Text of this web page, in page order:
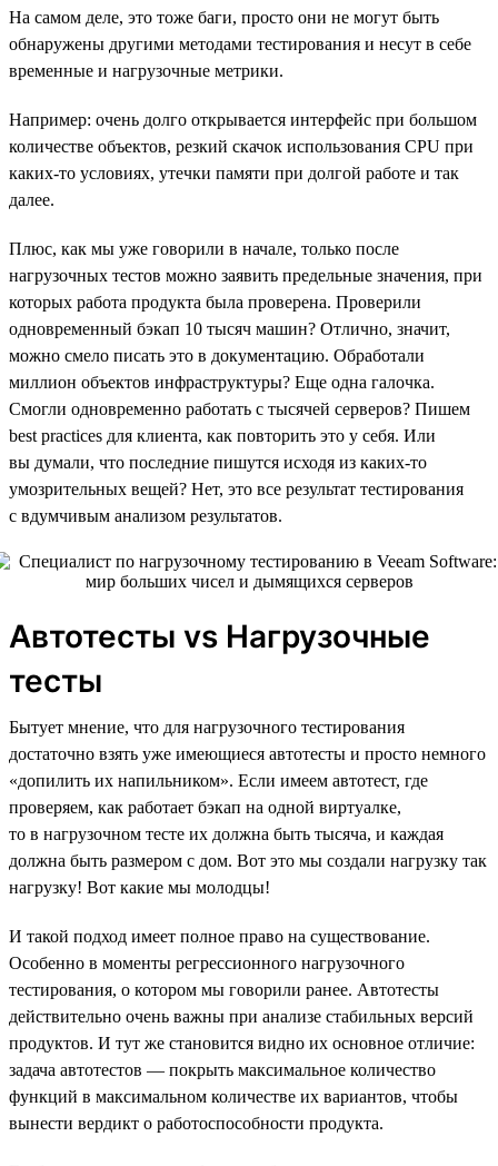
На самом деле, это тоже баги, просто они не могут быть
обнаружены другими методами тестирования и несут в себе
временные и нагрузочные метрики.
Например: очень долго открывается интерфейс при большом
количестве объектов, резкий скачок использования CPU при
каких-то условиях, утечки памяти при долгой работе и так
далее.
Плюс, как мы уже говорили в начале, только после
нагрузочных тестов можно заявить предельные значения, при
которых работа продукта была проверена. Проверили
одновременный бэкап 10 тысяч машин? Отлично, значит,
можно смело писать это в документацию. Обработали
миллион объектов инфраструктуры? Еще одна галочка.
Смогли одновременно работать с тысячей серверов? Пишем
best practices для клиента, как повторить это у себя. Или
вы думали, что последние пишутся исходя из каких-то
умозрительных вещей? Нет, это все результат тестирования
с вдумчивым анализом результатов.
Автотесты vs Нагрузочные
тесты
Бытует мнение, что для нагрузочного тестирования
достаточно взять уже имеющиеся автотесты и просто немного
«допилить их напильником». Если имеем автотест, где
проверяем, как работает бэкап на одной виртуалке,
то в нагрузочном тесте их должна быть тысяча, и каждая
должна быть размером с дом. Вот это мы создали нагрузку так
нагрузку! Вот какие мы молодцы!
И такой подход имеет полное право на существование.
Особенно в моменты регрессионного нагрузочного
тестирования, о котором мы говорили ранее. Автотесты
действительно очень важны при анализе стабильных версий
продуктов. И тут же становится видно их основное отличие:
задача автотестов — покрыть максимальное количество
функций в максимальном количестве их вариантов, чтобы
вынести вердикт о работоспособности продукта.